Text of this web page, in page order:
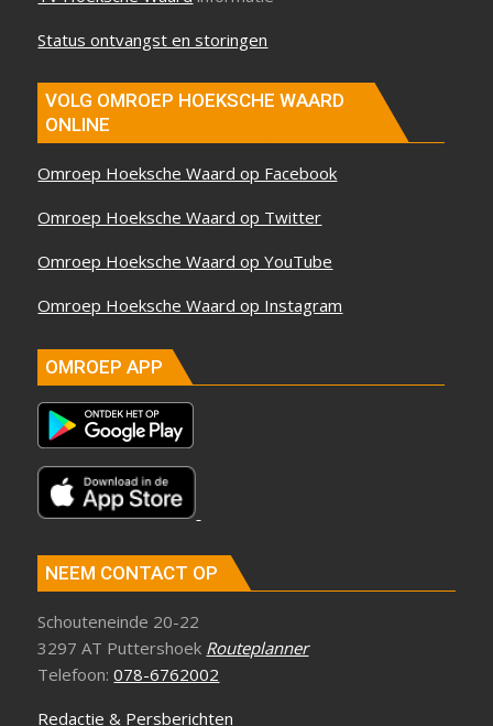
Status ontvangst en storingen
VOLG OMROEP HOEKSCHE WAARD
ONLINE
Omroep Hoeksche Waard op Facebook
Omroep Hoeksche Waard op Twitter
Omroep Hoeksche Waard op YouTube
Omroep Hoeksche Waard op Instagram
OMROEP APP
NEEM CONTACT OP
Schouteneinde 20-22
3297 AT Puttershoek Routeplanner
Telefoon:078-6762002
Redactie & Persberichten